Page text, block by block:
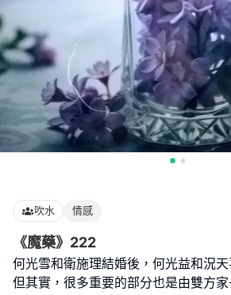
吹水 情感
《魔藥》222
何光雪和衛施理結婚後，何光益和況天
但其實，很多重要的部分也是由雙方